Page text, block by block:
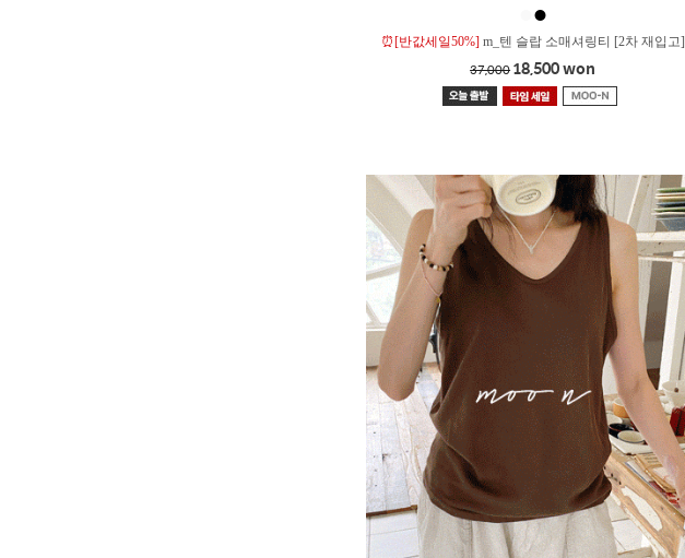
●
⏰[반값세일50%] m_텐 슬랍 소매셔링티 [2차 재입고]
37,00018,500 won